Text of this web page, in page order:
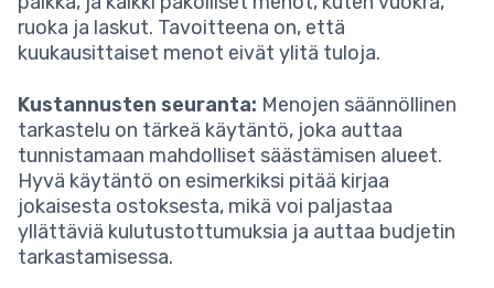
ruoka ja laskut. Tavoitteena on, että
kuukausittaiset menot eivät ylitä tuloja.
Kustannusten seuranta: Menojen säännöllinen
tarkastelu on tärkeä käytäntö, joka auttaa
tunnistamaan mahdolliset säästämisen alueet.
Hyvä käytäntö on esimerkiksi pitää kirjaa
jokaisesta ostoksesta, mikä voi paljastaa
yllättäviä kulutustottumuksia ja auttaa budjetin
tarkastamisessa.